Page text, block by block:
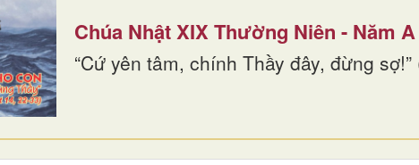
Chúa Nhật XIX Thường Niên - Năm A
“Cứ yên tâm, chính Thầy đây, đừng